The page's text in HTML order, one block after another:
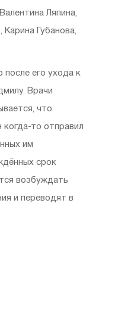
Ляпина,
Губанова,
после его ухода к
Врачи
что
то отправил
им
срок
возбуждать
и переводят в